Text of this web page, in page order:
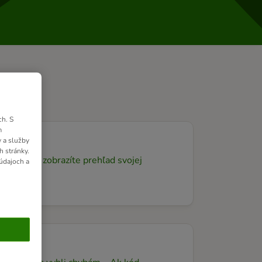
košík zobrazíte prehľad svojej
S
a služby
stránky.
a